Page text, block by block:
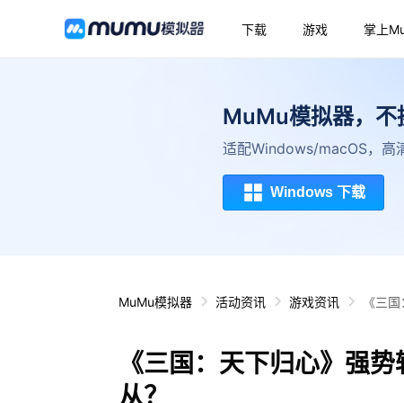
下载 游戏 掌上
MuMu模拟器，不
适配Windows/macOS，高
Windows 下载
MuMu模拟器 活动资讯 游戏资讯 《三
《三国：天下归心》强
从？